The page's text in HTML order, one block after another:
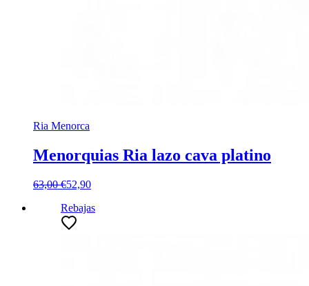
Ria Menorca
Menorquias Ria lazo cava platino
63,00 €52,90
Rebajas